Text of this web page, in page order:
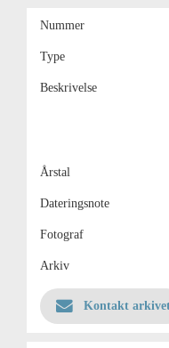
Nummer
Type
Beskrivelse
Årstal
Dateringsnote
Fotograf
Arkiv
Kontakt